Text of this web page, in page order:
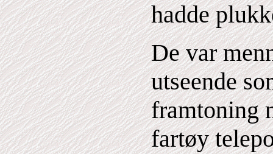
hadde
De var
utseende
framtoning
fartøy